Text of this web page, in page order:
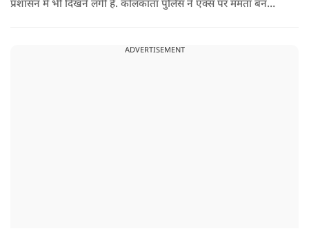
प्रशासन में भी दिखने लगी है. कोलकाता पुलिस ने एक्स पर ममता बनर्जी
ADVERTISEMENT